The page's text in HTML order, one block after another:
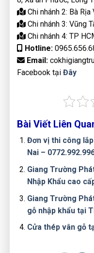
Chi nhánh 2: Bà Rịa
Chi nhánh 3: Vũng
Chi nhánh 4: TP
Hotline:
Email:
Facebook tại Đây
Bài Viết Liên
Đơn vị thi công
Nai –
Giang Trường
Nhập Khẩu cao
Giang Trường
gỗ nhập khẩu tại
Cửa thép vân gỗ